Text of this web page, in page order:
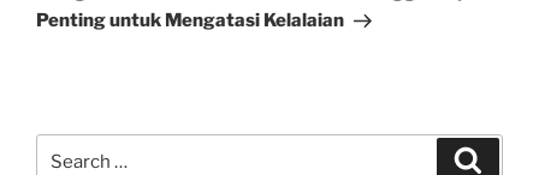
Penting untuk Mengatasi Kelalaian